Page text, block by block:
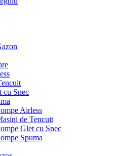
cu Snec
Airless
de Tencuit
Glet cu Snec
Spuma